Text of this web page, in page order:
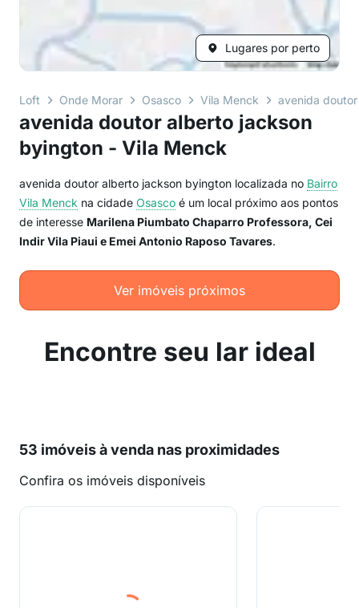
Lugares por perto
Loft Onde Morar Osasco Vila Menck avenida
avenida doutor alberto jackson
byington - Vila Menck
avenida doutor alberto jackson byington localizada no Bairro
Vila Menck na cidade Osasco é um local próximo aos pontos
de interesse Marilena Piumbato Chaparro Professora, Cei
Indir Vila Piaui e Emei Antonio Raposo Tavares.
Ver imóveis próximos
Encontre seu lar ideal
53 imóveis à venda nas proximidades
Confira os imóveis disponíveis